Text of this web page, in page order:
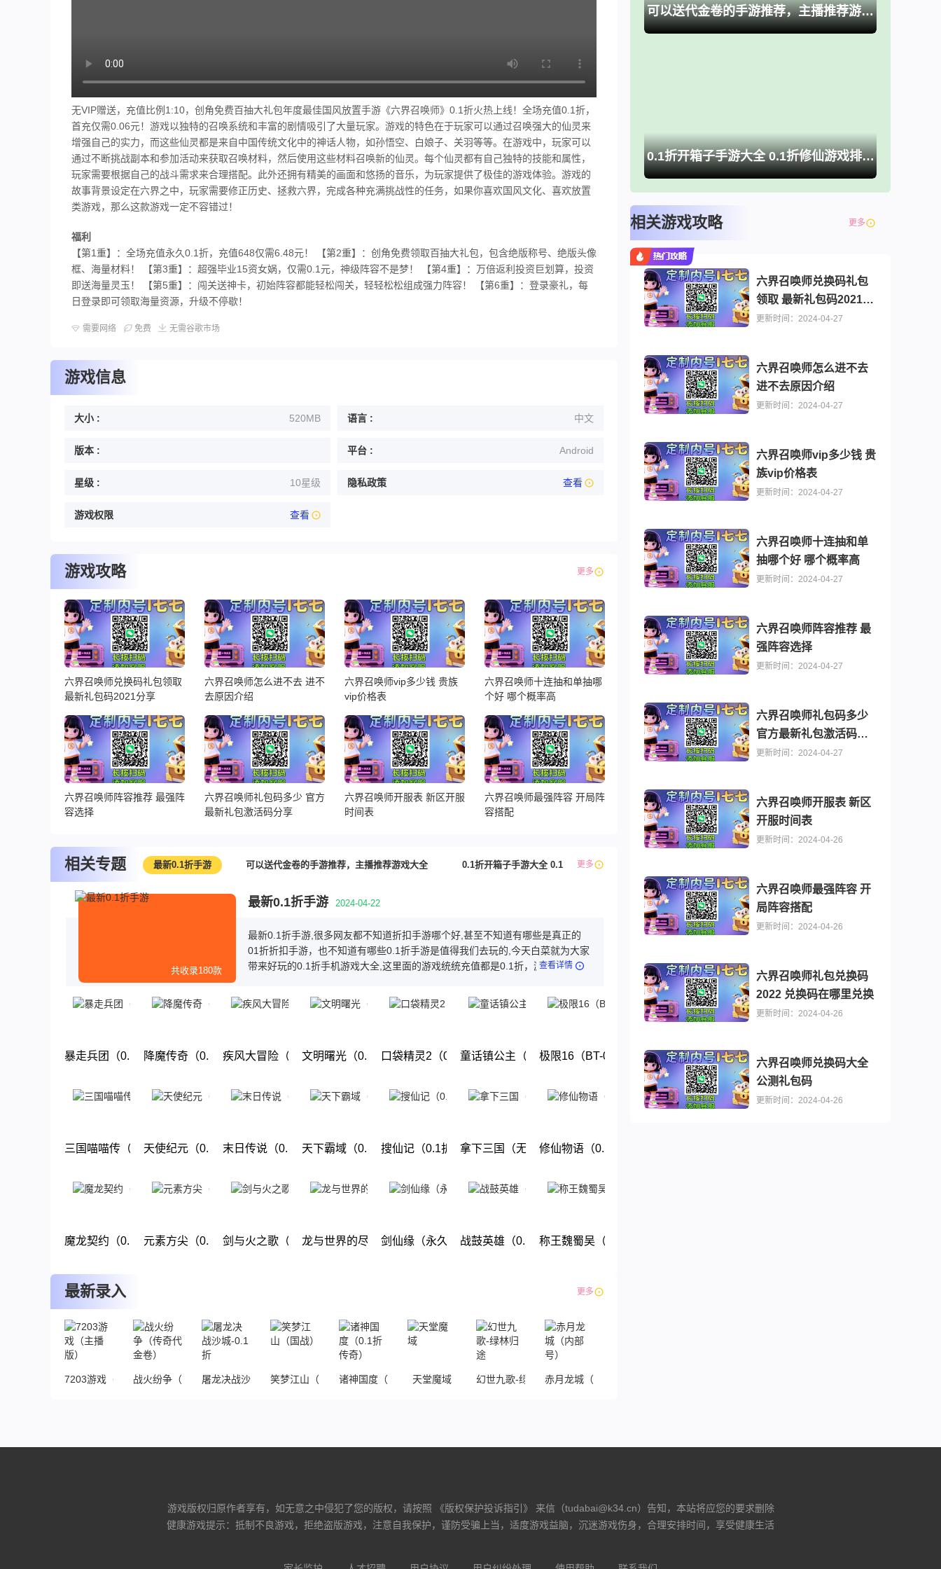
无VIP赠送，充值比例1:10，创角免费百抽大礼包年度最佳国风放置手游《六界召唤师》0.1折火热上线！全场充值0.1折，
首充仅需0.06元！游戏以独特的召唤系统和丰富的剧情吸引了大量玩家。游戏的特色在于玩家可以通过召唤强大的仙灵来
增强自己的实力，而这些仙灵都是来自中国传统文化中的神话人物，如孙悟空、白娘子、关羽等等。在游戏中，玩家可以
通过不断挑战副本和参加活动来获取召唤材料，然后使用这些材料召唤新的仙灵。每个仙灵都有自己独特的技能和属性，
玩家需要根据自己的战斗需求来合理搭配。此外还拥有精美的画面和悠扬的音乐，为玩家提供了极佳的游戏体验。游戏的
故事背景设定在六界之中，玩家需要修正历史、拯救六界，完成各种充满挑战性的任务，如果你喜欢国风文化、喜欢放置
类游戏，那么这款游戏一定不容错过！
福利
【第1重】：全场充值永久0.1折，充值648仅需6.48元！ 【第2重】：创角免费领取百抽大礼包，包含绝版称号、绝版头像
框、海量材料！ 【第3重】：超强毕业15资女娲，仅需0.1元，神级阵容不是梦！ 【第4重】：万倍返利投资巨划算，投资
即送海量灵玉！ 【第5重】：闯关送神卡，初始阵容都能轻松闯关，轻轻松松组成强力阵容！ 【第6重】：登录豪礼，每
日登录即可领取海量资源，升级不停歇！
需要网络 免费 无需谷歌市场
游戏信息
大小 : 520MB 语言 : 中文
版本 : 平台 : Android
星级 : 10星级 隐私政策 查看
游戏权限 查看
游戏攻略 更多
六界召唤师兑换码礼包领取
最新礼包码2021分享
六界召唤师怎么进不去 进不
去原因介绍
六界召唤师vip多少钱 贵族
vip价格表
六界召唤师十连抽和单抽哪
个好 哪个概率高
六界召唤师阵容推荐 最强阵
容选择
六界召唤师礼包码多少 官方
最新礼包激活码分享
六界召唤师开服表 新区开服
时间表
六界召唤师最强阵容 开局阵
容搭配
相关专题 更多
最新0.1折手游 可以送代金卷的手游推荐，主播推荐游戏大全 0.1折开箱子手游大全 0.1折修仙游戏排行榜推荐
共收录180款
最新0.1折手游 2024-04-22
最新0.1折手游,很多网友都不知道折扣手游哪个好,甚至不知道有哪些是真正的
01折折扣手游，也不知道有哪些0.1折手游是值得我们去玩的,今天白菜就为大家
带来好玩的0.1折手机游戏大全,这里面的游戏统统充值都是0.1折，游戏上线就
玩，赶快来下载体验吧!
查看详情
暴走兵团（0.1折好礼）
下载
降魔传奇（0.1折狂飙打金）
下载
疾风大冒险（0.1折终极送百亿元宝）
下载
文明曙光（0.1折GM修改版）
下载
口袋精灵2（0.1折送超梦）
下载
童话镇公主（0.1折）
下载
极限16（BT-0.1折无限元宝）
下载
三国喵喵传（0.1折回合）
下载
天使纪元（0.1折过年大麦）
下载
末日传说（0.1折无限福利）
下载
天下霸域（0.1折扣版）
下载
搜仙记（0.1折送60万工资）
下载
拿下三国（无限抽奖0.1折）
下载
修仙物语（0.1折功德版）
下载
魔龙契约（0.1折）元素方尖（0.1折送万抽闹元宵）
剑与火之歌（0.1折无限商城）
龙与世界的尽头(0.1折)剑仙缘（永久0.1折）战鼓英雄（0.1折送超赛小队）称王魏蜀吴（0.1折送魔吕布）
最新录入 更多
7203游戏（主播版）战火纷争（传奇代金卷）屠龙决战沙城-0.1折笑梦江山（国战）诸神国度（0.1折传奇）
天堂魔域 幻世九歌-绿林归途赤月龙城（内部号）
可以送代金卷的手游推荐，主播推荐游戏大全
0.1折开箱子手游大全 0.1折修仙游戏排行榜推荐
相关游戏攻略 更多
六界召唤师兑换码礼包
领取 最新礼包码2021分
享
更新时间：2024-04-27
六界召唤师怎么进不去
进不去原因介绍
更新时间：2024-04-27
六界召唤师vip多少钱 贵
族vip价格表
更新时间：2024-04-27
六界召唤师十连抽和单
抽哪个好 哪个概率高
更新时间：2024-04-27
六界召唤师阵容推荐 最
强阵容选择
更新时间：2024-04-27
六界召唤师礼包码多少
官方最新礼包激活码分
享
更新时间：2024-04-27
六界召唤师开服表 新区
开服时间表
更新时间：2024-04-26
六界召唤师最强阵容 开
局阵容搭配
更新时间：2024-04-26
六界召唤师礼包兑换码
2022 兑换码在哪里兑换
更新时间：2024-04-26
六界召唤师兑换码大全
公测礼包码
更新时间：2024-04-26
游戏版权归原作者享有，如无意之中侵犯了您的版权，请按照 《版权保护投诉指引》 来信（tudabai@k34.cn）告知，本站将应您的要求删除
健康游戏提示：抵制不良游戏，拒绝盗版游戏，注意自我保护，谨防受骗上当，适度游戏益脑，沉迷游戏伤身，合理安排时间，享受健康生活